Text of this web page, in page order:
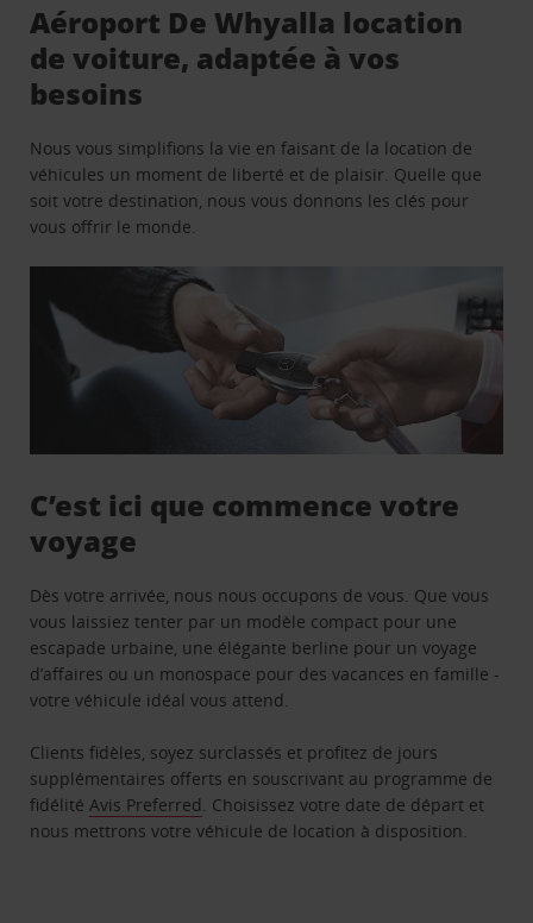
Aéroport De Whyalla location
de voiture, adaptée à vos
besoins
Nous vous simplifions la vie en faisant de la location de
véhicules un moment de liberté et de plaisir. Quelle que
soit votre destination, nous vous donnons les clés pour
vous offrir le monde.
C’est ici que commence votre
voyage
Dès votre arrivée, nous nous occupons de vous. Que vous
vous laissiez tenter par un modèle compact pour une
escapade urbaine, une élégante berline pour un voyage
d’affaires ou un monospace pour des vacances en famille -
votre véhicule idéal vous attend.
Clients fidèles, soyez surclassés et profitez de jours
supplémentaires offerts en souscrivant au programme de
fidélitéAvis Preferred. Choisissez votre date de départ et
nous mettrons votre véhicule de location à disposition.